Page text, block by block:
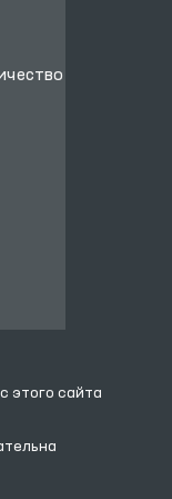
этого сайта